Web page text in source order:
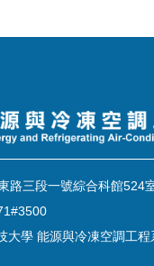
路三段一號綜合科館524
大學 能源與冷凍空調工程